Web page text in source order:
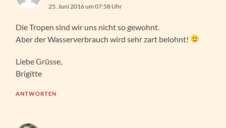
25. Juni 2016 um 07:58 Uhr
Die Tropen sind wir uns nicht so gewohnt.
Aber der Wasserverbrauch wird sehr zart belohnt!
Liebe Grüsse,
Brigitte
ANTWORTEN